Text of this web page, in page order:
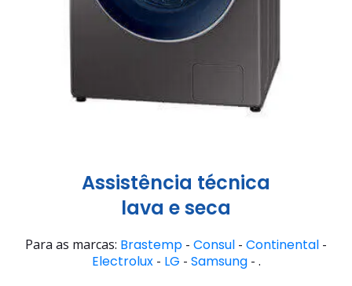
Assistência técnica
lava e seca
Para as marcas: Brastemp - Consul - Continental -
Electrolux- LG - Samsung- .